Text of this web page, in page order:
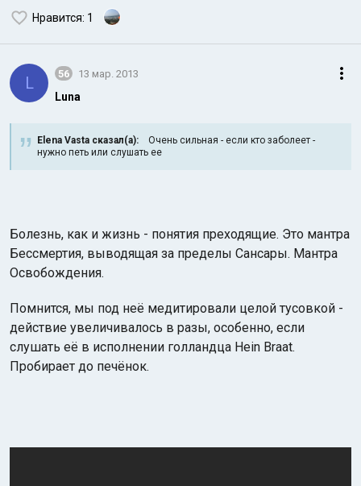
Нравится: 1
L 56 13 мар. 2013
Luna
Elena Vasta сказал(а): Очень сильная - если кто заболеет -
нужно петь или слушать ее
Болезнь, как и жизнь - понятия преходящие. Это мантра
Бессмертия, выводящая за пределы Сансары. Мантра
Освобождения.
Помнится, мы под неё медитировали целой тусовкой -
действие увеличивалось в разы, особенно, если
слушать её в исполнении голландца Hein Braat.
Пробирает до печёнок.